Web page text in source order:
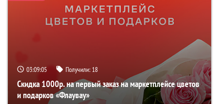
03:09:04 Получили: 18
Скидка 1000р. на первый заказ на маркетплейсе цветов
и подарков «Флаувау»